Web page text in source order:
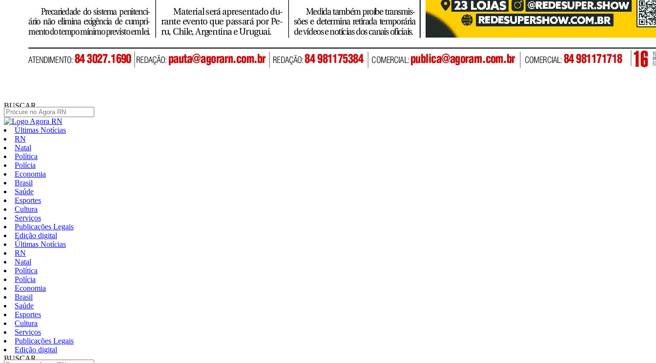
BUSCAR
Últimas Notícias
RN
Natal
Política
Polícia
Economia
Brasil
Saúde
Esportes
Cultura
Serviços
Publicações Legais
Edição digital
Últimas Notícias
RN
Natal
Política
Polícia
Economia
Brasil
Saúde
Esportes
Cultura
Serviços
Publicações Legais
Edição digital
BUSCAR